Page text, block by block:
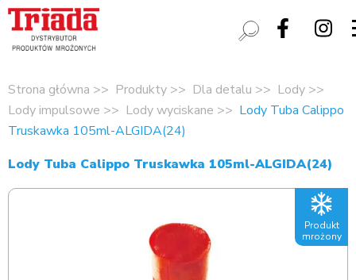
Strona główna Produkty Dla detalu
Lody
Lody impulsowe
Lody wyciskane
Lody Tuba Calippo
Truskawka 105ml-ALGIDA(24)
Lody Tuba Calippo Truskawka 105ml-ALGIDA(24)
Produkt
mrożony